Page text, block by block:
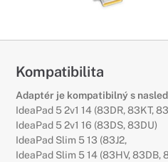
Kompatibilita
Adaptér je kompatibilný s
IdeaPad 5 2v1 14 (83DR, 83KT,
IdeaPad 5 2v1 16 (83DS, 83DU)
IdeaPad Slim 5 13 (83J2,
IdeaPad Slim 5 14 (83HV, 83DB,